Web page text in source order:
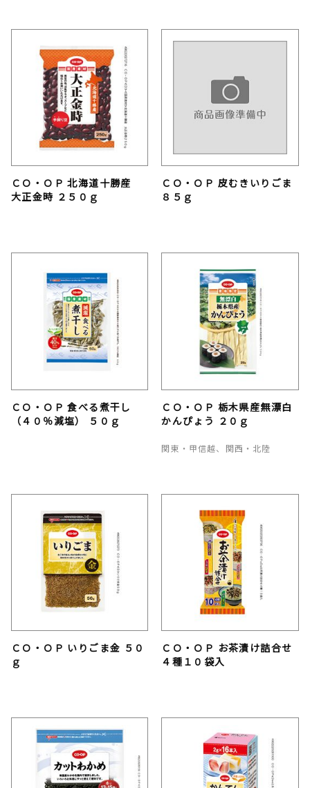
ＣＯ・ＯＰ 北海道十勝産
大正金時 ２５０ｇ
ＣＯ・ＯＰ 皮むきいりごま
８５ｇ
ＣＯ・ＯＰ 食べる煮干し
（４０％減塩） ５０ｇ
ＣＯ・ＯＰ 栃木県産無漂白
かんぴょう ２０ｇ
関東・甲信越、関西・北陸
ＣＯ・ＯＰ いりごま金 ５０
ｇ
ＣＯ・ＯＰ お茶漬け詰合せ
４種１０袋入